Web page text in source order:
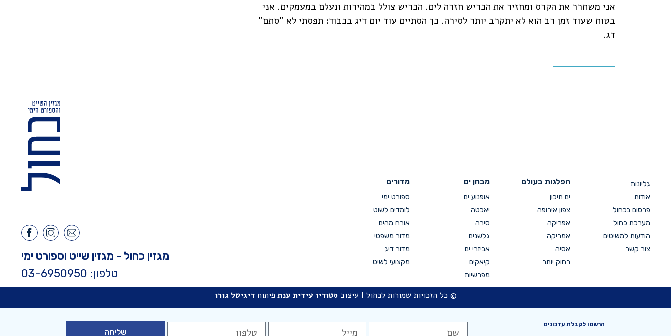
אני משחרר את הקרס ומחזיר את הכריש חזרה לים. הכריש צולל במהירות ונעלם במעמקים. אני
בטוח שעוד זמן רב הוא לא יתקרב יותר לסירה. כך הסתיים עוד יום דיג בכבוד: תפסתי לא "סתם"
דג.
גליונות
אודות
פרסום בכחול
מערכת כחול
הודעות למשיטים
צור קשר
הפלגות בעולם
ים תיכון
צפון אירופה
אפריקה
אמריקה
אסיה
רחוק יותר
מבחן ים
אופנוע ים
יאכטה
סירה
גלשנים
אביזרי ים
קיאקים
מפרשיות
מדורים
ספורט ימי
לומדים לשוט
אורח מהים
מדור משפטי
מדור דיג
מקצועי לשיט
מגזין כחול - מגזין שייט וספורט ימי
טלפון: 03-6950950
© כל הזכויות שמורות לכחול | עיצובסטודיו עידית ענת פיתוח דיגיטל גורו
הרשמו לקבלת עדכונים
שליחה